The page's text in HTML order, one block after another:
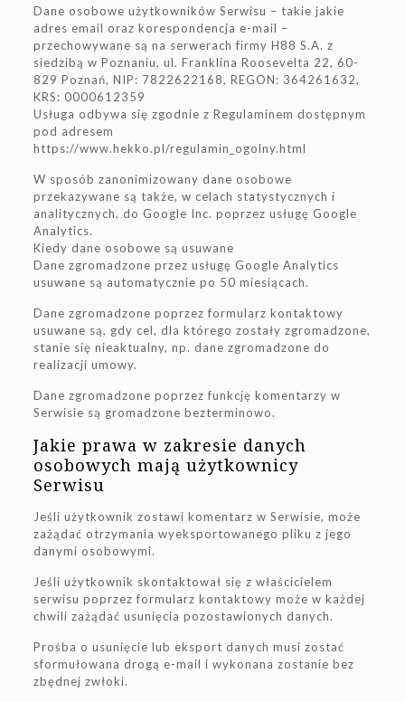
Dane osobowe użytkowników Serwisu – takie jakie
adres email oraz korespondencja e-mail –
przechowywane są na serwerach firmy H88 S.A. z
siedzibą w Poznaniu, ul. Franklina Roosevelta 22, 60-
829 Poznań, NIP: 7822622168, REGON: 364261632,
KRS: 0000612359
Usługa odbywa się zgodnie z Regulaminem dostępnym
pod adresem
https://www.hekko.pl/regulamin_ogolny.html
W sposób zanonimizowany dane osobowe
przekazywane są także, w celach statystycznych i
analitycznych, do Google Inc. poprzez usługę Google
Analytics.
Kiedy dane osobowe są usuwane
Dane zgromadzone przez usługę Google Analytics
usuwane są automatycznie po 50 miesiącach.
Dane zgromadzone poprzez formularz kontaktowy
usuwane są, gdy cel, dla którego zostały zgromadzone,
stanie się nieaktualny, np. dane zgromadzone do
realizacji umowy.
Dane zgromadzone poprzez funkcję komentarzy w
Serwisie są gromadzone bezterminowo.
Jakie prawa w zakresie danych
osobowych mają użytkownicy
Serwisu
Jeśli użytkownik zostawi komentarz w Serwisie, może
zażądać otrzymania wyeksportowanego pliku z jego
danymi osobowymi.
Jeśli użytkownik skontaktował się z właścicielem
serwisu poprzez formularz kontaktowy może w każdej
chwili zażądać usunięcia pozostawionych danych.
Prośba o usunięcie lub eksport danych musi zostać
sformułowana drogą e-mail i wykonana zostanie bez
zbędnej zwłoki.